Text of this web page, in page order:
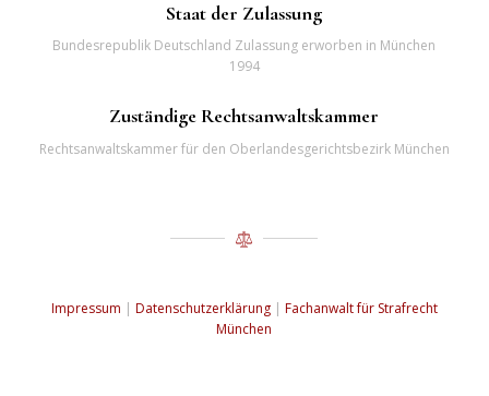
Staat der Zulassung
Bundesrepublik Deutschland Zulassung erworben in München
1994
Zuständige Rechtsanwaltskammer
Rechtsanwaltskammer für den Oberlandesgerichtsbezirk München
Impressum | Datenschutzerklärung| Fachanwalt für Strafrecht
München